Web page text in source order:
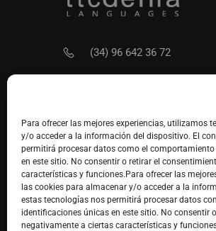
Para ofrecer las mejores experiencias, utilizamos
y/o acceder a la información del dispositivo. El
permitirá procesar datos como el
en este sitio. No consentir o retirar el
características y funciones.Para ofrecer las
las cookies para almacenar y/o acceder a la
estas tecnologías nos permitirá procesar datos
identificaciones únicas en este sitio. No consentir
negativamente a ciertas características y
(34) 96 642 36 72